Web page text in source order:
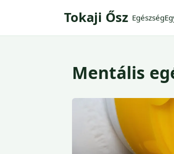
Tokaji Ősz Egészség
Mentális